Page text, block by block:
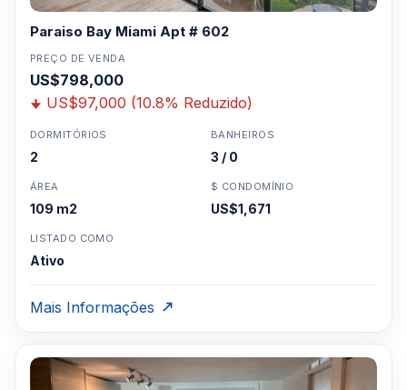
Paraiso Bay Miami Apt # 602
PREÇO DE VENDA
US$798,000
US$97,000 (10.8% Reduzido)
DORMITÓRIOS
2
BANHEIROS
3 / 0
ÁREA
109 m2
$ CONDOMÍNIO
US$1,671
LISTADO COMO
Ativo
Mais Informações